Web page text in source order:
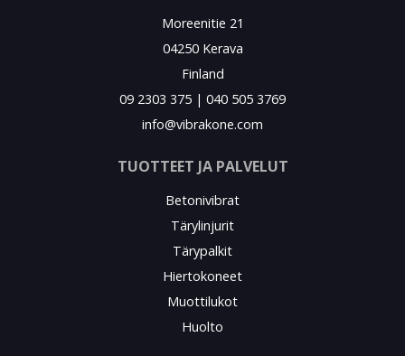
Moreenitie 21
04250 Kerava
Finland
09 2303 375 | 040 505 3769
info@vibrakone.com
TUOTTEET JA PALVELUT
Betonivibrat
Tärylinjurit
Tärypalkit
Hiertokoneet
Muottilukot
Huolto